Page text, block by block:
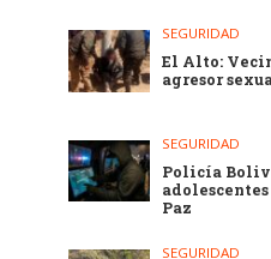
SEGURIDAD
El Alto:
agresor
SEGURIDAD
Policía
Paz
SEGURIDAD